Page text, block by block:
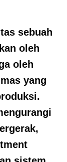
sebuah
oleh
oleh
yang